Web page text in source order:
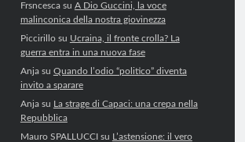
Frsncescasu A Dio Guccini, la voce
malinconica della nostra giovinezza
Piccirillosu Ucraina, il fronte crolla? La
guerra entra in una nuova fase
Anjasu Quando l’odio “politico” diventa
invito a sparare
Anjasu La strage di Capaci: una crepa nella
Repubblica
Mauro SPALLUCCIsu L’astensione: il vero